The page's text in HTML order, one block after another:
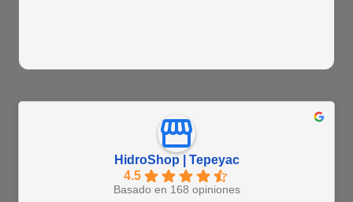
HidroShop | Tepeyac
4.5
Basado en 168 opiniones